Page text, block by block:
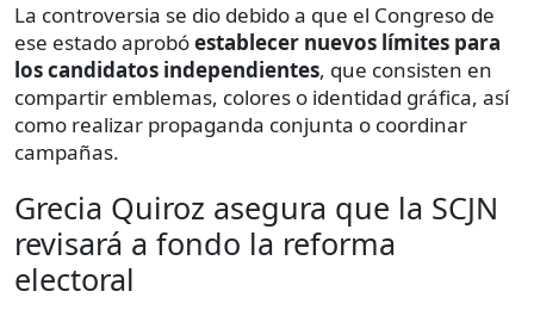
La controversia se dio debido a que el Congreso de
ese estado aprobóestablecer nuevos límites para
los candidatos independientes, que consisten en
compartir emblemas, colores o identidad gráfica, así
como realizar propaganda conjunta o coordinar
campañas.
Grecia Quiroz asegura que la SCJN
revisará a fondo la reforma
electoral